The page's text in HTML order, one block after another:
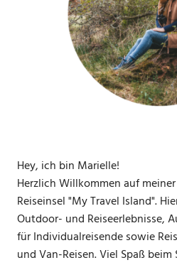
Hey, ich bin Marielle!
Herzlich Willkommen auf
Reiseinsel "My Travel Island".
Outdoor- und Reiseerlebnisse,
für Individualreisende sowie
und Van-Reisen. Viel Spaß beim